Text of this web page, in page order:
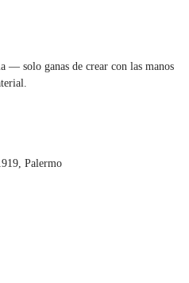
— solo ganas de crear con las manos
Palermo